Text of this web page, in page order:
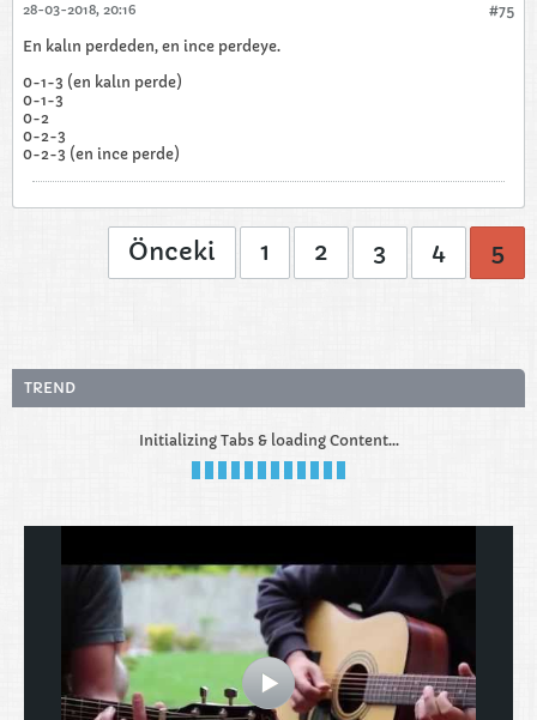
#75
28-03-2018, 20:16
En kalın perdeden, en ince perdeye.
0-1-3 (en kalın perde)
0-1-3
0-2
0-2-3
0-2-3 (en ince perde)
Önceki 1 2 3 4 5
TREND
Initializing Tabs & loading Content...